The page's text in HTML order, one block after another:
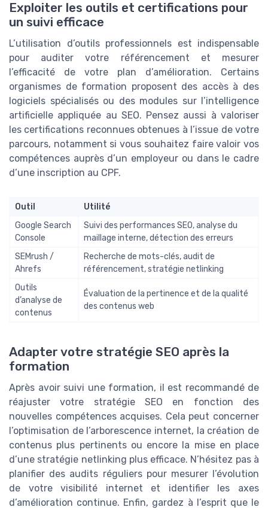
Exploiter les outils et certifications pour
un suivi efficace
L’utilisation d’outils professionnels est indispensable
pour auditer votre référencement et mesurer
l’efficacité de votre plan d’amélioration. Certains
organismes de formation proposent des accès à des
logiciels spécialisés ou des modules sur l’intelligence
artificielle appliquée au SEO. Pensez aussi à valoriser
les certifications reconnues obtenues à l’issue de votre
parcours, notamment si vous souhaitez faire valoir vos
compétences auprès d’un employeur ou dans le cadre
d’une inscription au CPF.
Outil
Utilité
Google Search
Console
Suivi des performances SEO, analyse du
maillage interne, détection des erreurs
SEMrush /
Ahrefs
Recherche de mots-clés, audit de
référencement, stratégie netlinking
Outils
d’analyse de
contenus
Évaluation de la pertinence et de la qualité
des contenus web
Adapter votre stratégie SEO après la
formation
Après avoir suivi une formation, il est recommandé de
réajuster votre stratégie SEO en fonction des
nouvelles compétences acquises. Cela peut concerner
l’optimisation de l’arborescence internet, la création de
contenus plus pertinents ou encore la mise en place
d’une stratégie netlinking plus efficace. N’hésitez pas à
planifier des audits réguliers pour mesurer l’évolution
de votre visibilité internet et identifier les axes
d’amélioration continue. Enfin, gardez à l’esprit que le